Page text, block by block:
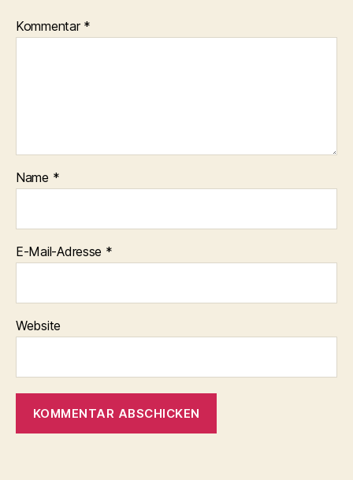
Kommentar *
Name *
E-Mail-Adresse *
Website